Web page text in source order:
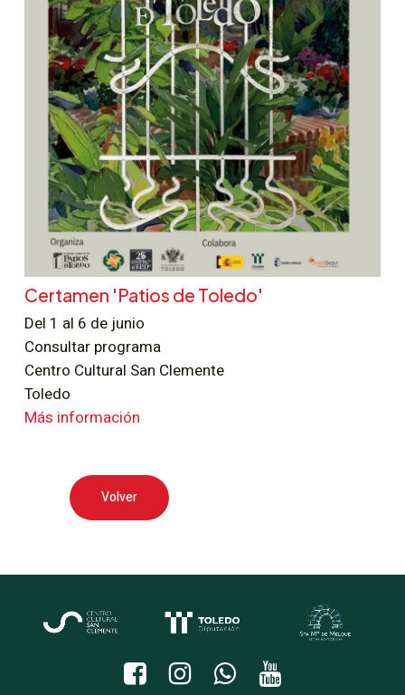
Certamen 'Patios de Toledo'
Del 1 al 6 de junio
Consultar programa
Centro Cultural San Clemente
Toledo
Más información
Volver